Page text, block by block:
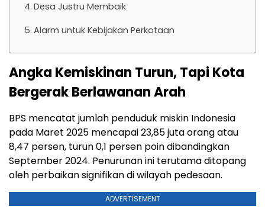
Desa Justru Membaik
Alarm untuk Kebijakan Perkotaan
Angka Kemiskinan Turun, Tapi Kota
Bergerak Berlawanan Arah
BPS mencatat jumlah penduduk miskin Indonesia
pada Maret 2025 mencapai 23,85 juta orang atau
8,47 persen, turun 0,1 persen poin dibandingkan
September 2024. Penurunan ini terutama ditopang
oleh perbaikan signifikan di wilayah pedesaan.
ADVERTISEMENT